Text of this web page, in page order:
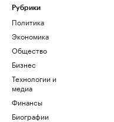
Рубрики
Политика
Экономика
Общество
Бизнес
Технологии и
медиа
Финансы
Биографии